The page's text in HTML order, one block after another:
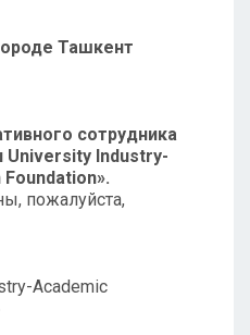
Ташкент
сотрудника
University Industry-
пожалуйста,
Academic